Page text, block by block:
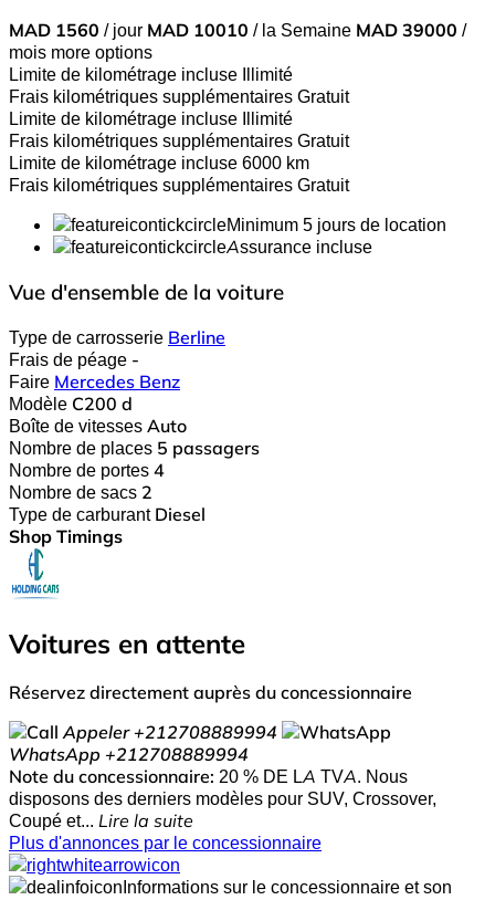
MAD 1560 / jour MAD 10010 / la Semaine MAD 39000 /
mois more options
Limite de kilométrage incluse Illimité
Frais kilométriques supplémentaires Gratuit
Limite de kilométrage incluse Illimité
Frais kilométriques supplémentaires Gratuit
Limite de kilométrage incluse 6000 km
Frais kilométriques supplémentaires Gratuit
Minimum 5 jours de location
Assurance incluse
Vue d'ensemble de la voiture
Type de carrosserie Berline
Frais de péage -
Faire Mercedes Benz
Modèle C200 d
Boîte de vitesses Auto
Nombre de places 5 passagers
Nombre de portes 4
Nombre de sacs 2
Type de carburant Diesel
Shop Timings
Voitures en attente
Réservez directement auprès du concessionnaire
Appeler +212708889994
WhatsApp +212708889994
Note du concessionnaire: 20 % DE LA TVA. Nous
disposons des derniers modèles pour SUV, Crossover,
Coupé et... Lire la suite
Plus d'annonces par le concessionnaire
Informations sur le concessionnaire et son